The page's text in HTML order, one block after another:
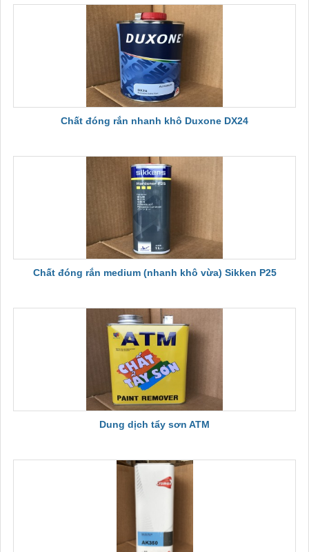
Chất đóng rắn nhanh khô Duxone DX24
Chất đóng rắn medium (nhanh khô vừa) Sikken P25
Dung dịch tẩy sơn ATM